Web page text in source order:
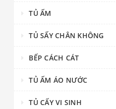
Tủ Mát Lưu
SCITEK
TỦ ẤM
TỦ SẤY CHÂN KHÔNG
BẾP CÁCH CÁT
TỦ ẤM ÁO NƯỚC
TỦ CẤY VI SINH